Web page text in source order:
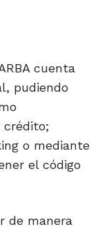
cuenta
pudiendo
crédito;
o mediante
el código
de manera